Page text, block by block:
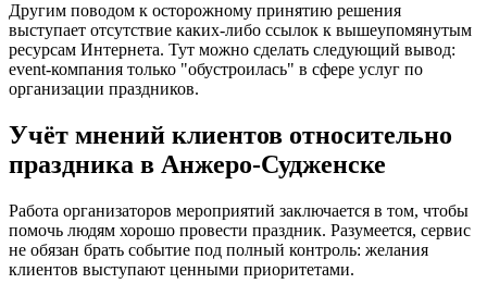
Другим поводом к осторожному принятию решения
выступает отсутствие каких-либо ссылок к вышеупомянутым
ресурсам Интернета. Тут можно сделать следующий вывод:
event-компания только "обустроилась" в сфере услуг по
организации праздников.
Учёт мнений клиентов относительно
праздника в Анжеро-Судженске
Работа организаторов мероприятий заключается в том, чтобы
помочь людям хорошо провести праздник. Разумеется, сервис
не обязан брать событие под полный контроль: желания
клиентов выступают ценными приоритетами.